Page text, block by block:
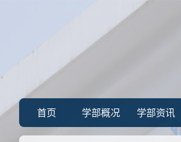
首页 学部概况 学部资讯